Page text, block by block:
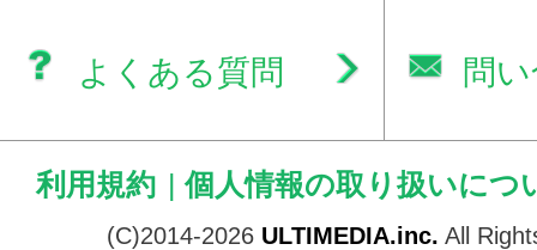
よくある質問 問
利用規約 | 個人情報の取り扱いにつ
(C)2014-2026 ULTIMEDIA.inc. All